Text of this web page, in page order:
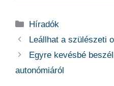
Kategória
Híradók
Leállhat a szülészeti
Egyre kevésbé
autonómiáról